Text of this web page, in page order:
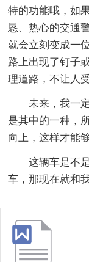
特的功能哦，如
恳、热心的交通
就会立刻变成一
路上出现了钉子
理道路，不让
未来，我一
是其中的一种，
向上，这样才能
这辆车是不
车，那现在就和